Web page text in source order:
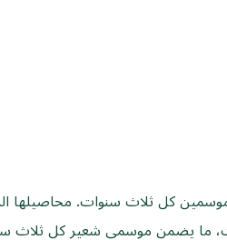
سنوياً، ولا يقل عن 250 مم في ثلثي السنوات، ما